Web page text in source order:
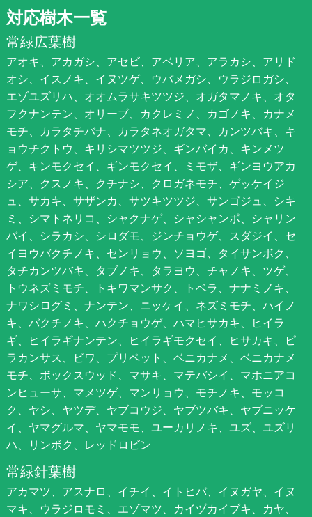
対応樹木一覧
常緑広葉樹
アオキ、アカガシ、アセビ、アベリア、アラカシ、アリド
オシ、イスノキ、イヌツゲ、ウバメガシ、ウラジロガシ、
エゾユズリハ、オオムラサキツツジ、オガタマノキ、オタ
フクナンテン、オリーブ、カクレミノ、カゴノキ、カナメ
モチ、カラタチバナ、カラタネオガタマ、カンツバキ、キ
ョウチクトウ、キリシマツツジ、ギンバイカ、キンメツ
ゲ、キンモクセイ、ギンモクセイ、ミモザ、ギンヨウアカ
シア、クスノキ、クチナシ、クロガネモチ、ゲッケイジ
ュ、サカキ、サザンカ、サツキツツジ、サンゴジュ、シキ
ミ、シマトネリコ、シャクナゲ、シャシャンポ、シャリン
バイ、シラカシ、シロダモ、ジンチョウゲ、スダジイ、セ
イヨウバクチノキ、センリョウ、ソヨゴ、タイサンボク、
タチカンツバキ、タブノキ、タラヨウ、チャノキ、ツゲ、
トウネズミモチ、トキワマンサク、トベラ、ナナミノキ、
ナワシログミ、ナンテン、ニッケイ、ネズミモチ、ハイノ
キ、バクチノキ、ハクチョウゲ、ハマヒサカキ、ヒイラ
ギ、ヒイラギナンテン、ヒイラギモクセイ、ヒサカキ、ピ
ラカンサス、ビワ、プリペット、ベニカナメ、ベニカナメ
モチ、ボックスウッド、マサキ、マテバシイ、マホニアコ
ンヒューサ、マメツゲ、マンリョウ、モチノキ、モッコ
ク、ヤシ、ヤツデ、ヤブコウジ、ヤブツバキ、ヤブニッケ
イ、ヤマグルマ、ヤマモモ、ユーカリノキ、ユズ、ユズリ
ハ、リンボク、レッドロビン
常緑針葉樹
アカマツ、アスナロ、イチイ、イトヒバ、イヌガヤ、イヌ
マキ、ウラジロモミ、エゾマツ、カイヅカイブキ、カヤ、